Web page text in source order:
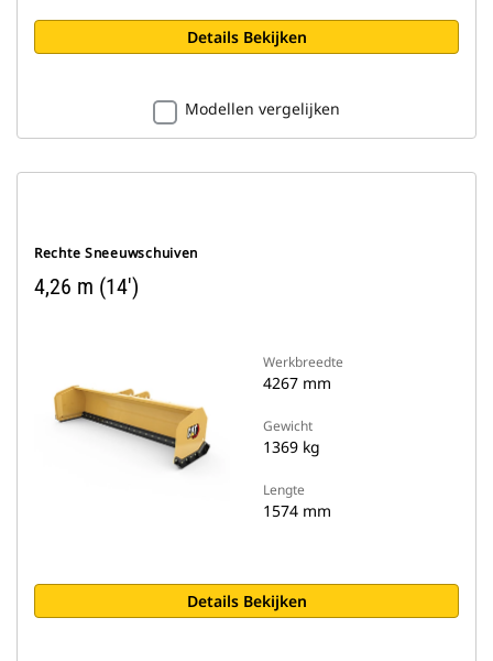
Details Bekijken
Modellen vergelijken
Rechte Sneeuwschuiven
4,26 m (14')
Werkbreedte
4267 mm
Gewicht
1369 kg
Lengte
1574 mm
Details Bekijken